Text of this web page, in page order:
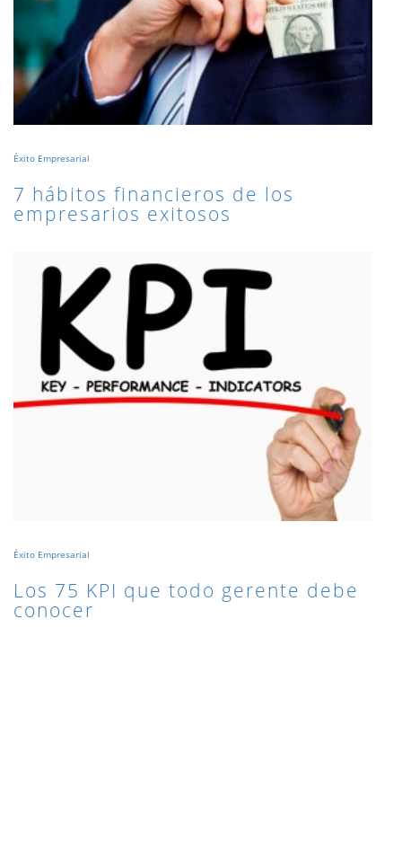
Éxito Empresarial
7 hábitos financieros de los
empresarios exitosos
Éxito Empresarial
Los 75 KPI que todo gerente debe
conocer